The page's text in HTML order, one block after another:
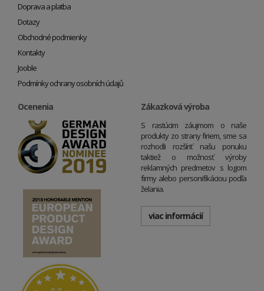
Doprava a platba
Dotazy
Obchodné podmienky
Kontakty
Jooble
Podmínky ochrany osobních údajů
Ocenenia Zákazková výroba
S rastúcim záujmom o naše
produkty zo strany firiem, sme sa
rozhodli rozšíriť našu ponuku
taktiež o možnosť výroby
reklamných predmetov s logom
firmy alebo personifikáciou podľa
želania.
viac informácií